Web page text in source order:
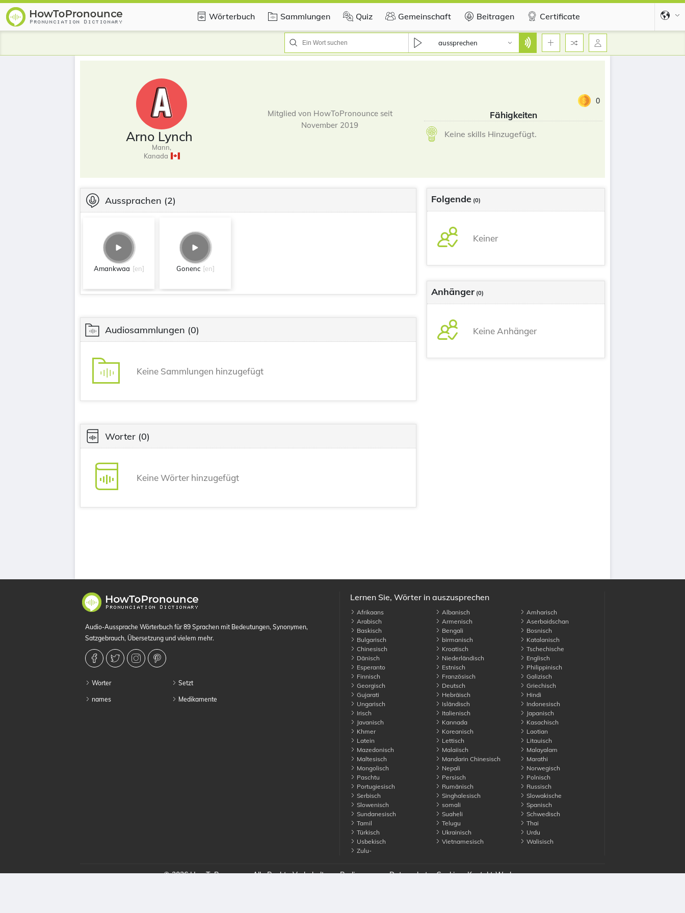
Wörterbuch Sammlungen Quiz Gemeinschaft Beitragen Certificate
aussprechen
Arno Lynch
Mann,
Kanada
Mitglied von HowToPronounce seit
November 2019
0
Fähigkeiten
Keine skills Hinzugefügt.
Aussprachen (2)
Amankwaa [en] Gonenc [en]
Audiosammlungen (0)
Keine Sammlungen hinzugefügt
Worter (0)
Keine Wörter hinzugefügt
Folgende (0)
Keiner
Anhänger (0)
Keine Anhänger
Audio-Aussprache Wörterbuch für 89 Sprachen mit Bedeutungen, Synonymen,
Satzgebrauch, Übersetzung und vielem mehr.
Worter
names
Setzt
Medikamente
Lernen Sie, Wörter in auszusprechen
Afrikaans Albanisch
Amharisch
Arabisch
Armenisch
Aserbaidschan
Baskisch
Bengali
Bosnisch
Bulgarisch
birmanisch
Katalanisch
Chinesisch
Kroatisch
Tschechische
Dänisch
Niederländisch
Englisch
Esperanto
Estnisch
Philippinisch
Finnisch
Französisch
Galizisch
Georgisch
Deutsch
Griechisch
Gujarati
Hebräisch
Hindi
Ungarisch
Isländisch
Indonesisch
Irisch
Italienisch
Japanisch
Javanisch
Kannada
Kasachisch
Khmer
Koreanisch
Laotian
Latein
Lettisch
Litauisch
Mazedonisch
Malaiisch
Malayalam
Maltesisch
Mandarin Chinesisch
Marathi
Mongolisch
Nepali
Norwegisch
Paschtu
Persisch
Polnisch
Portugiesisch
Rumänisch
Russisch
Serbisch
Singhalesisch
Slowakische
Slowenisch
somali
Spanisch
Sundanesisch
Suaheli
Schwedisch
Tamil
Telugu
Thai
Türkisch
Ukrainisch
Urdu
Usbekisch
Vietnamesisch
Walisisch
Zulu-
© 2026 HowToPronounce. Alle Rechte Vorbehalten Bedingungen Datenschutz Cookies Kontakt Werben